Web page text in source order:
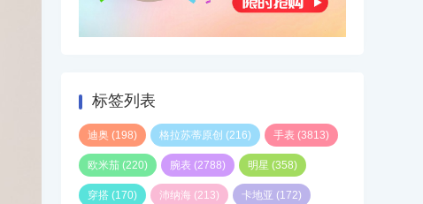
标签列表
迪奥 (198) 格拉苏蒂原创 (216) 手表 (3813)
欧米茄 (220) 腕表 (2788) 明星 (358)
穿搭 (170) 沛纳海 (213) 卡地亚 (172)